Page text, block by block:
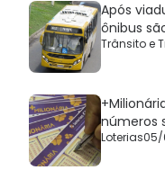
Após
ônibus
Trânsito e
números
Loterias05/